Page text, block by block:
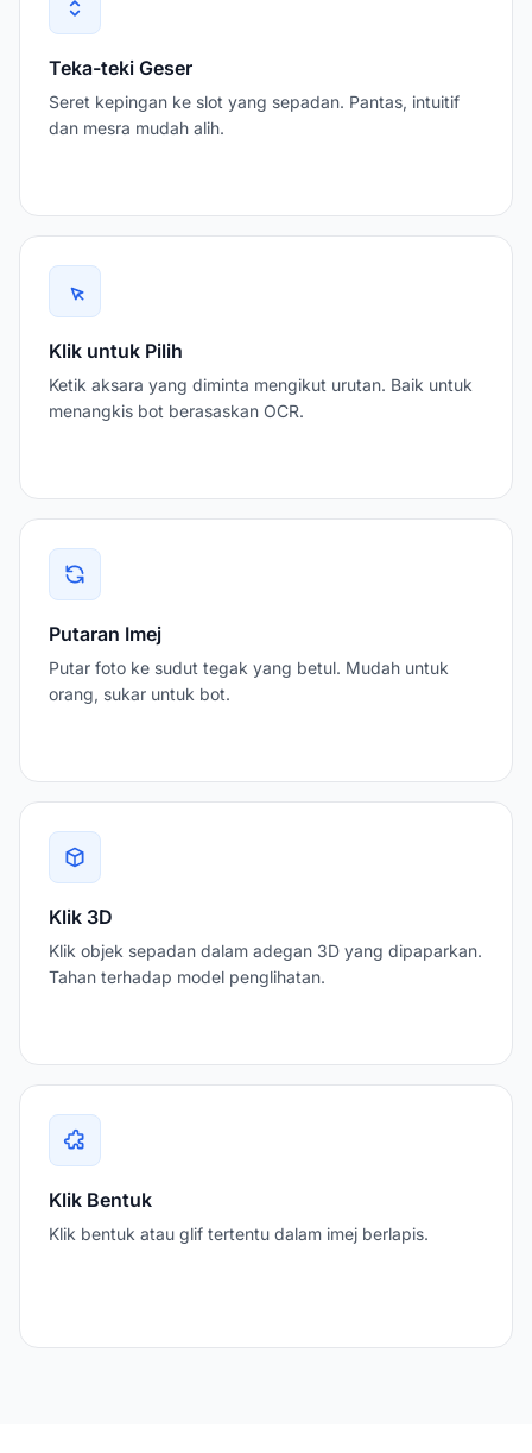
Teka-teki Geser
Seret kepingan ke slot yang sepadan. Pantas, intuitif
dan mesra mudah alih.
Klik untuk Pilih
Ketik aksara yang diminta mengikut urutan. Baik untuk
menangkis bot berasaskan OCR.
Putaran Imej
Putar foto ke sudut tegak yang betul. Mudah untuk
orang, sukar untuk bot.
Klik 3D
Klik objek sepadan dalam adegan 3D yang dipaparkan.
Tahan terhadap model penglihatan.
Klik Bentuk
Klik bentuk atau glif tertentu dalam imej berlapis.